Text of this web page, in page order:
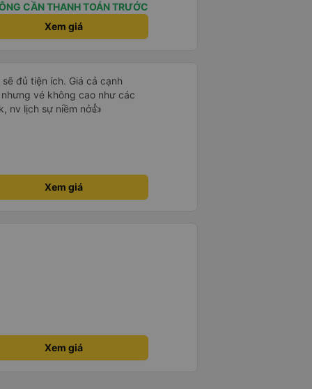
CẦN THANH TOÁN TRƯỚC
Xem giá
đủ tiện ích. Giá cả cạnh
vé không cao như các
nv lịch sự niềm nở👍
Xem giá
Xem giá